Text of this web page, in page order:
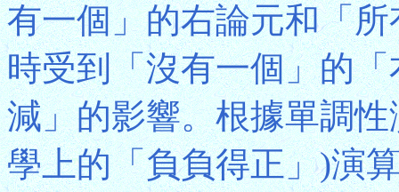
有一個」的右論元和「
時受到「沒有一個」的
減」的影響。根據單調
學上的「負負得正」)演